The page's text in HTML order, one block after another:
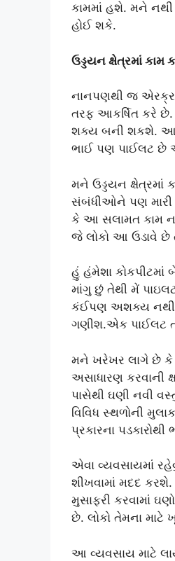
કામમાં હશે. મને
હોઈ શકે.
ઉડ્ડયન ક્ષેત્રમાં કામ
નાનપણથી જ
તરફ આકર્ષિત કરે
શક્ય બની શકશે.
ભાઈ પણ પાઈલટ
મને ઉડ્ડયન ક્ષેત્રમાં
સંબંધીઓને પણ મારી
કે આ સલામત કામ
જે લોકો આ ઉડાવે
હું હંમેશા કોકપીટમાં
માંગુ છું તેથી મેં
કંઈપણ અશક્ય નથી.
ગણીશ.એક પાઈલટ
મને ખરેખર લાગે છે કે
અસાધારણ કરવાની
પાસેથી ઘણી નવી
વિવિધ સ્થળોની
પ્રકારના
એવા વ્યવસાયમાં
શીખવામાં મદદ કરશે.
મુસાફરી કરવામાં
છે. લોકો તેમના માટે
આ વ્યવસાય માટે